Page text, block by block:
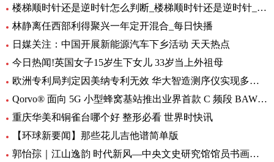
楼梯顺时针还是逆时针怎么判断_楼梯顺时针还是逆时针_头条
林静离任西部利得聚兴一年定开混合_每日快播
日媒关注：中国开展新能源汽车下乡活动 天天热点
今日热闻!英国女子15岁生下女儿 33岁当上外祖母
欧洲专利局判定因美纳专利无效 华大智造测序仪实现多国销售 环球动态
Qorvo® 面向 5G 小型蜂窝基站推出业界首款 C 频段 BAW 带通滤波器和开关/LNA 模块
重庆华美和铜雀台哪个好 整形必看 世界时快讯
【环球新要闻】那些花儿吉他谱简单版
郭怡孮｜江山逸韵 时代新风—中央文史研究馆馆员书画作品展